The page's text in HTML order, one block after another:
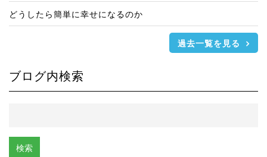
どうしたら簡単に幸せになるのか
過去一覧を見る
ブログ内検索